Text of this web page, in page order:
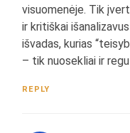
visuomenėje. Tik
ir kritiškai
išvadas, kurias
– tik nuosekliai ir
REPLY